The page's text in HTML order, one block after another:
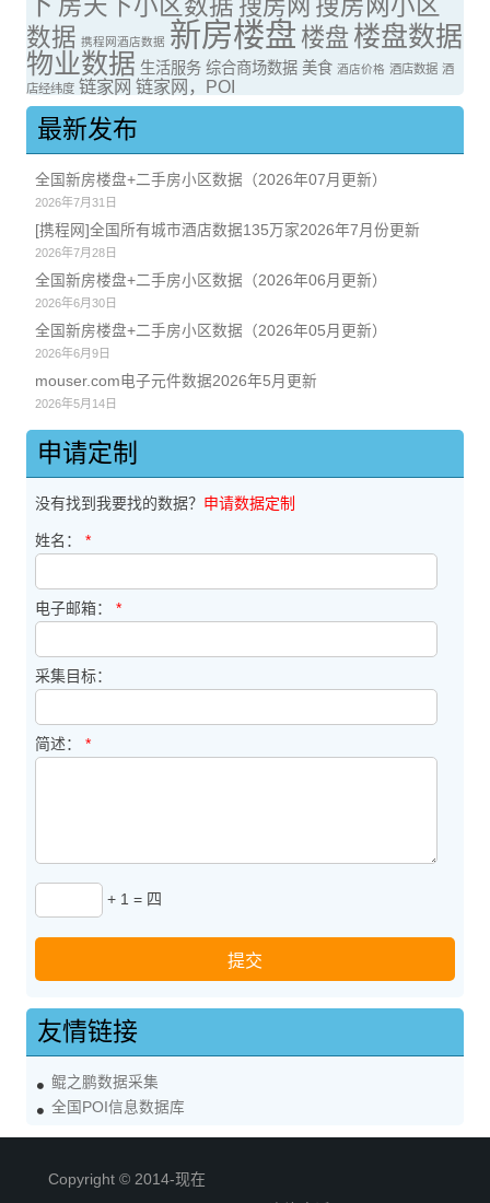
房天下小区数据 搜房网 搜房网小区
数据 携程网酒店数据 新房楼盘 楼盘 楼盘数据
物业数据 生活服务 综合商场数据 美食 酒店价格 酒店数据 酒
店经纬度 链家网 链家网，POI
最新发布
全国新房楼盘+二手房小区数据（2026年07月更新）
2026年7月31日
[携程网]全国所有城市酒店数据135万家2026年7月份更新
2026年7月28日
全国新房楼盘+二手房小区数据（2026年06月更新）
2026年6月30日
全国新房楼盘+二手房小区数据（2026年05月更新）
2026年6月9日
mouser.com电子元件数据2026年5月更新
2026年5月14日
申请定制
没有找到我要找的数据？ 申请数据定制
姓名： *
电子邮箱： *
采集目标：
简述： *
+ 1 = 四
友情链接
鲲之鹏数据采集
全国POI信息数据库
Copyright © 2014-现在